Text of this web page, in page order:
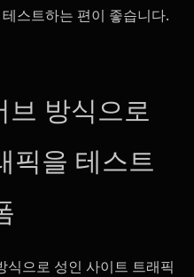
스트하는 편이 좋습니다.
브 방식으로
픽을 테스트
식으로 성인 사이트 트래픽